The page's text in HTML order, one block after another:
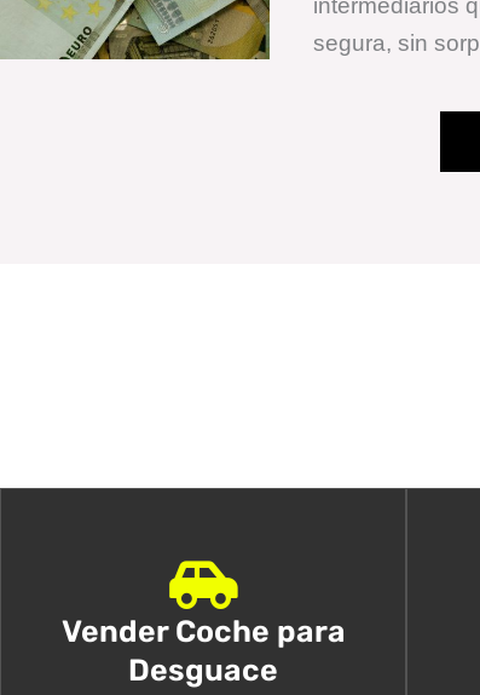
intermediarios
segura, sin
Vender Coche para
Desguace